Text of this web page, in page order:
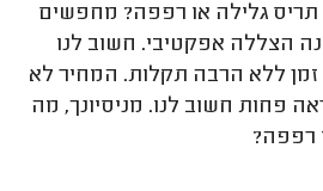
תריס גלילה או רפפה? מחפשים
הצללה אפקטיבי. חשוב לנו
ללא הרבה תקלות. המחיר לא
פחות חשוב לנו. מניסיונך, מה
רפפה?